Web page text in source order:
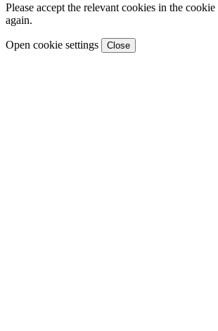
Please accept the relevant cookies in the
again.
Open cookie settings Close